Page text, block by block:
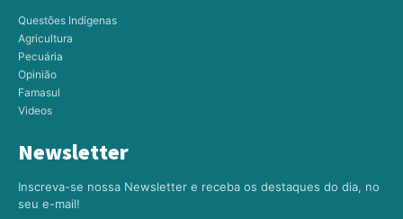
Questões Indígenas
Agricultura
Pecuária
Opinião
Famasul
Videos
Newsletter
Inscreva-se nossa Newsletter e receba os destaques do dia, no
seu e-mail!